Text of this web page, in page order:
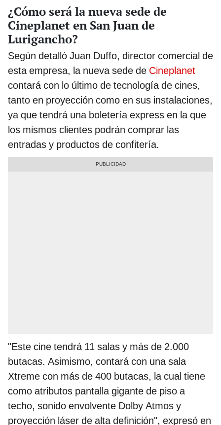
¿Cómo será la nueva sede de
Cineplanet en San Juan de
Lurigancho?
Según detalló Juan Duffo, director comercial de
esta empresa, la nueva sede de Cineplanet
contará con lo último de tecnología de cines,
tanto en proyección como en sus instalaciones,
ya que tendrá una boletería express en la que
los mismos clientes podrán comprar las
entradas y productos de confitería.
"Este cine tendrá 11 salas y más de 2.000
butacas. Asimismo, contará con una sala
Xtreme con más de 400 butacas, la cual tiene
como atributos pantalla gigante de piso a
techo, sonido envolvente Dolby Atmos y
proyección láser de alta definición", expresó en